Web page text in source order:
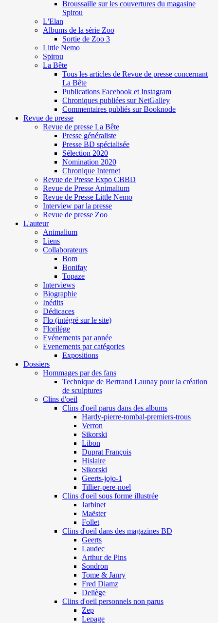
Broussaille sur les couvertures du magasine
Spirou
L'Elan
Albums de la série Zoo
Sortie de Zoo 3
Little Nemo
Spirou
La Bête
Tous les articles de Revue de presse concernant
La Bête
Publications Facebook et Instagram
Chroniques publiées sur NetGalley
Commentaires publiés sur Booknode
Revue de presse
Revue de presse La Bête
Presse généraliste
Presse BD spécialisée
Sélection 2020
Nomination 2020
Chronique Internet
Revue de Presse Expo CBBD
Revue de Presse Animalium
Revue de Presse Little Nemo
Interview par la presse
Revue de presse Zoo
L'auteur
Animalium
Liens
Collaborateurs
Bom
Bonifay
Topaze
Interviews
Biographie
Inédits
Dédicaces
Flo (intégré sur le site)
Florilège
Evénements par année
Evenements par catégories
Expositions
Dossiers
Hommages par des fans
Technique de Bertrand Launay pour la création
de sculptures
Clins d'oeil
Clins d'oeil parus dans des albums
Hardy-pierre-tombal-premiers-trous
Verron
Sikorski
Libon
Duprat François
Hislaire
Sikorski
Geerts-jojo-1
Tillier-pere-noel
Clins d'oeil sous forme illustrée
Jarbinet
Maëster
Follet
Clins d'oeil dans des magazines BD
Geerts
Laudec
Arthur de Pins
Sondron
Tome & Janry
Fred Diamz
Deliège
Clins d'oeil personnels non parus
Zep
Lepage